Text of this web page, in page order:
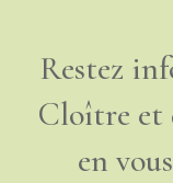
Restez
Cloître et
en